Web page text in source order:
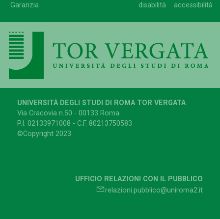
Garanzia
disabilità
accessibilità
UNIVERSITÀ DEGLI STUDI DI ROMA TOR VERGATA
Via Cracovia n.50 - 00133 Roma
P.I. 02133971008 - C.F. 80213750583
©Copyright 2023
UFFICIO RELAZIONI CON IL PUBBLICO
relazioni.pubblico@uniroma2.it